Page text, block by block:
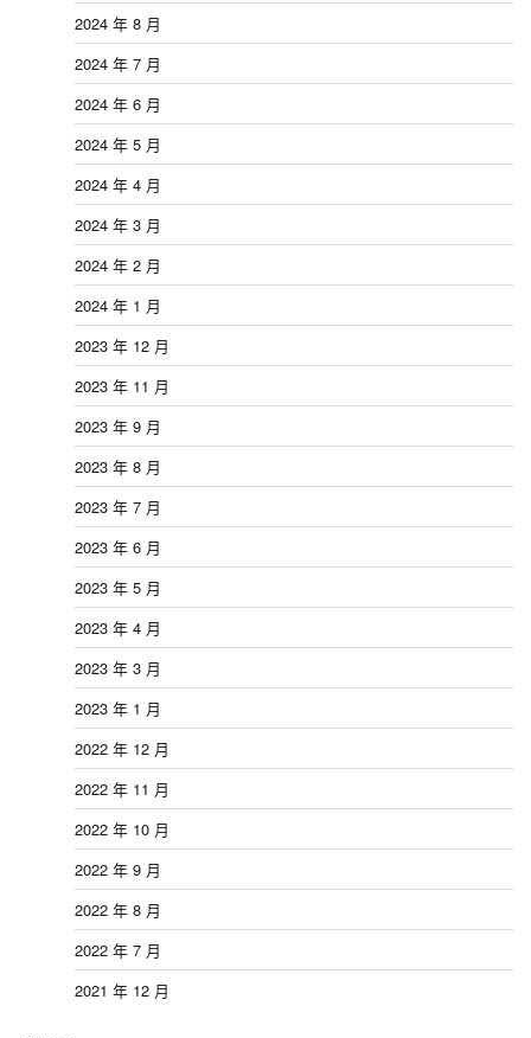
2024 年 8 月
2024 年 7 月
2024 年 6 月
2024 年 5 月
2024 年 4 月
2024 年 3 月
2024 年 2 月
2024 年 1 月
2023 年 12 月
2023 年 11 月
2023 年 9 月
2023 年 8 月
2023 年 7 月
2023 年 6 月
2023 年 5 月
2023 年 4 月
2023 年 3 月
2023 年 1 月
2022 年 12 月
2022 年 11 月
2022 年 10 月
2022 年 9 月
2022 年 8 月
2022 年 7 月
2021 年 12 月